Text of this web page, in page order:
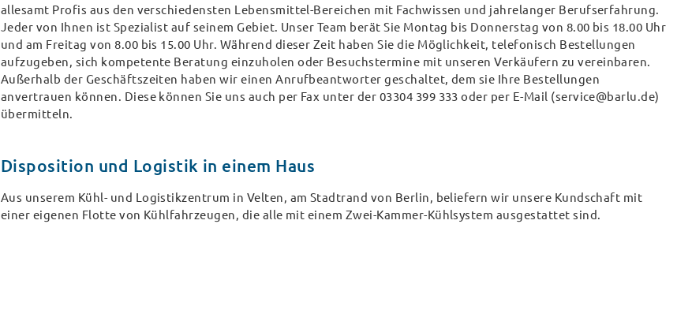
allesamt Profis aus den verschiedensten Lebensmittel-Bereichen mit Fachwissen und jahrelanger Berufserfahrung.
Jeder von Ihnen ist Spezialist auf seinem Gebiet. Unser Team berät Sie Montag bis Donnerstag von 8.00 bis 18.00 Uhr
und am Freitag von 8.00 bis 15.00 Uhr. Während dieser Zeit haben Sie die Möglichkeit, telefonisch Bestellungen
aufzugeben, sich kompetente Beratung einzuholen oder Besuchstermine mit unseren Verkäufern zu vereinbaren.
Außerhalb der Geschäftszeiten haben wir einen Anrufbeantworter geschaltet, dem sie Ihre Bestellungen
anvertrauen können. Diese können Sie uns auch per Fax unter der 03304 399 333 oder per E-Mail (service@barlu.de)
übermitteln.
Disposition und Logistik in einem Haus
Aus unserem Kühl- und Logistikzentrum in Velten, am Stadtrand von Berlin, beliefern wir unsere Kundschaft mit
einer eigenen Flotte von Kühlfahrzeugen, die alle mit einem Zwei-Kammer-Kühlsystem ausgestattet sind.